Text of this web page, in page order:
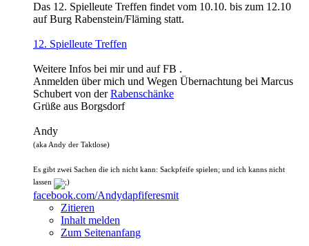
Das 12. Spielleute Treffen findet vom 10.10. bis zum 12.10
auf Burg Rabenstein/Fläming statt.
12. Spielleute Treffen
Weitere Infos bei mir und auf FB .
Anmelden über mich und Wegen Übernachtung bei Marcus
Schubert von derRabenschänke
Grüße aus Borgsdorf
Andy
(aka Andy der Taktlose)
Es gibt zwei Sachen die ich nicht kann: Sackpfeife spielen; und ich kanns nicht
lassen
facebook.com/Andydapfiferesmit
Zitieren
Inhalt melden
Zum Seitenanfang